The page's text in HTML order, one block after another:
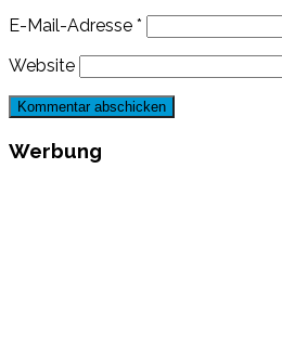
E-Mail-Adresse *
Website
Werbung